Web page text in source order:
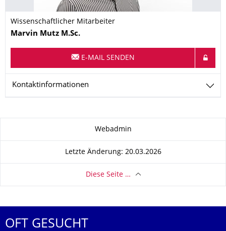
Wissenschaftlicher Mitarbeiter
Name
Marvin Mutz M.Sc.
E-MAIL SENDEN
Kontaktinformationen
Webadmin
Letzte Änderung: 20.03.2026
Diese Seite …
OFT GESUCHT